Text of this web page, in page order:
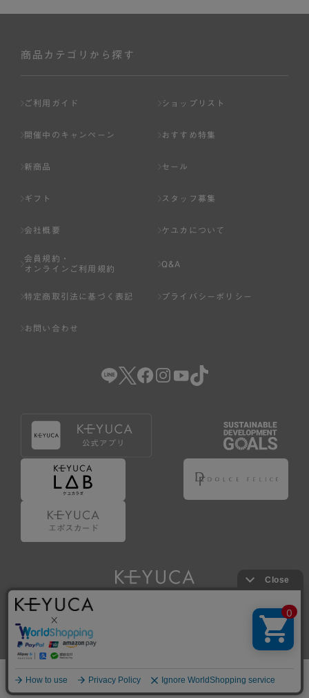
商品カテゴリから探す
ご利用ガイド ショップリスト
開催中のキャンペーン おすすめ特集
新商品 セール
ギフト スタッフ募集
会社概要 ケユカについて
会員規約・
オンラインご利用規約
Q&A
特定商取引法に基づく表記 プライバシーポリシー
お問い合わせ
Copyright © KAWAJUN Co., Ltd. All Rights Reserved.